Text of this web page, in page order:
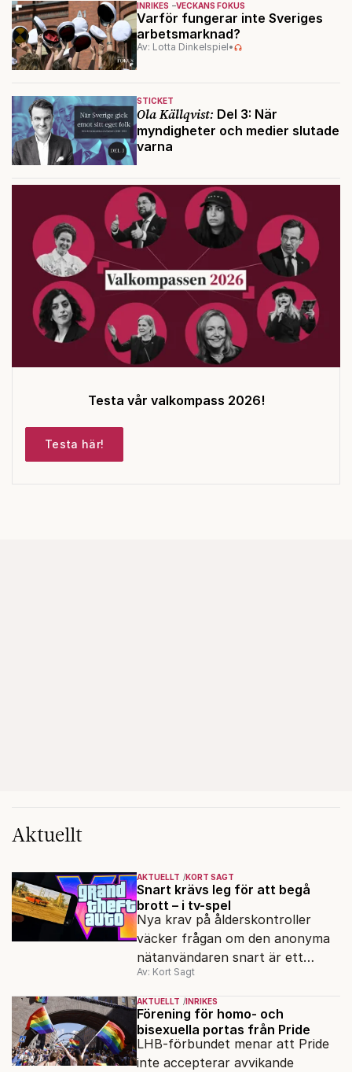
INRIKES VECKANS FOKUS
Varför fungerar inte Sveriges
arbetsmarknad?
Av: Lotta Dinkelspiel•
STICKET
Ola Källqvist: Del 3: När
myndigheter och medier slutade
varna
Testa vår valkompass 2026!
Testa här!
Aktuellt
AKTUELLT KORT SAGT
Snart krävs leg för att begå
brott – i tv-spel
Nya krav på ålderskontroller
väcker frågan om den anonyma
nätanvändaren snart är ett
minne blott.
Av: Kort Sagt
AKTUELLT INRIKES
Förening för homo- och
bisexuella portas från Pride
LHB-förbundet menar att Pride
inte accepterar avvikande